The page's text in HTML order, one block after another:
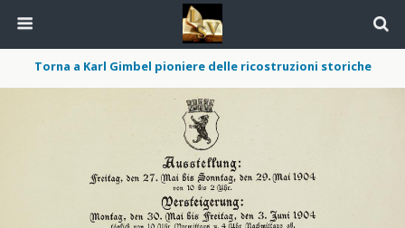
Torna a Karl Gimbel pioniere delle ricostruzioni storiche